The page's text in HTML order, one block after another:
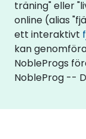
träning" eller
online (alias
ett interaktivt
kan
NobleProgs
NobleProg --